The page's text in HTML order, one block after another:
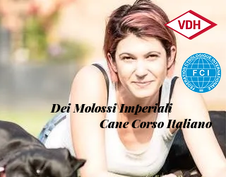
Dei Molossi Imperiali
Cane Corso Italiano